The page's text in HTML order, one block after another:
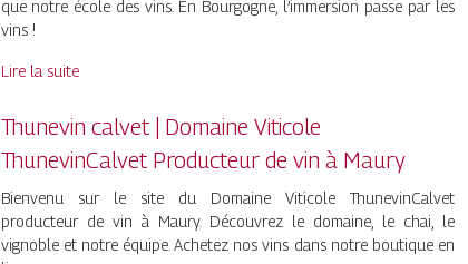
que notre école des vins. En Bourgogne, l’immersion passe par les
vins !
Lire la suite
Thunevin calvet | Domaine Viticole
ThunevinCalvet Producteur de vin à Maury
Bienvenu sur le site du Domaine Viticole ThunevinCalvet
producteur de vin à Maury. Découvrez le domaine, le chai, le
vignoble et notre équipe. Achetez nos vins dans notre boutique en